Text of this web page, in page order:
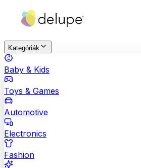
Kategóriák
Baby & Kids
Toys & Games
Automotive
Electronics
Fashion